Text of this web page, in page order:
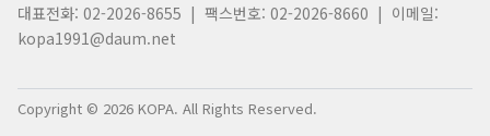
대표전화: 02-2026-8655 | 팩스번호: 02-2026-8660 | 이메일:
kopa1991@daum.net
Copyright © 2026 KOPA. All Rights Reserved.